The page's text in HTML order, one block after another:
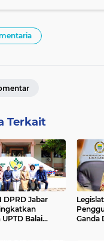
Terkait
DPRD Jabar
UPTD Balai
Ganda